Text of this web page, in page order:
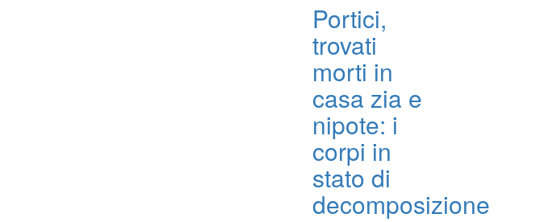
Portici,
trovati
morti in
casa zia e
nipote: i
corpi in
stato di
decomposizione